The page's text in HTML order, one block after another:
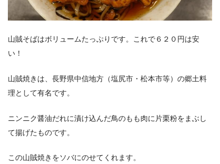
山賊そばはボリュームたっぷりです。これで６２０円は安
い！
山賊焼きは、長野県中信地方（塩尻市・松本市等）の郷土料
理として有名です。
ニンニク醤油だれに漬け込んだ鳥のもも肉に片栗粉をまぶし
て揚げたものです。
この山賊焼きをソバにのせてくれます。